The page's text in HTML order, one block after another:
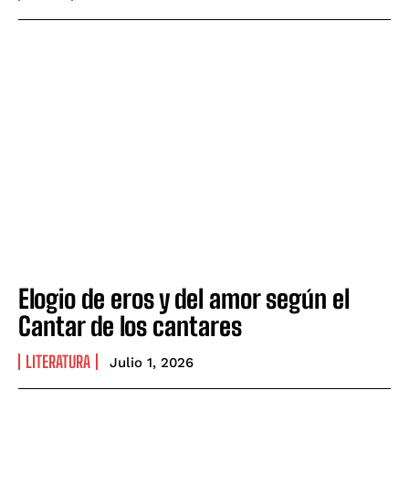
Elogio de eros y del amor según el
Cantar de los cantares
LITERATURA Julio 1, 2026